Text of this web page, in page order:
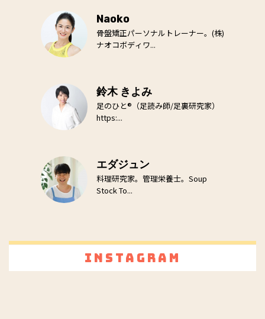
Naoko
骨盤矯正パーソナルトレーナー。(株)
ナオコボディワ...
鈴木 きよみ
足のひと®（足読み師/足裏研究家）
https:...
エダジュン
料理研究家。管理栄養士。Soup
Stock To...
Instagram